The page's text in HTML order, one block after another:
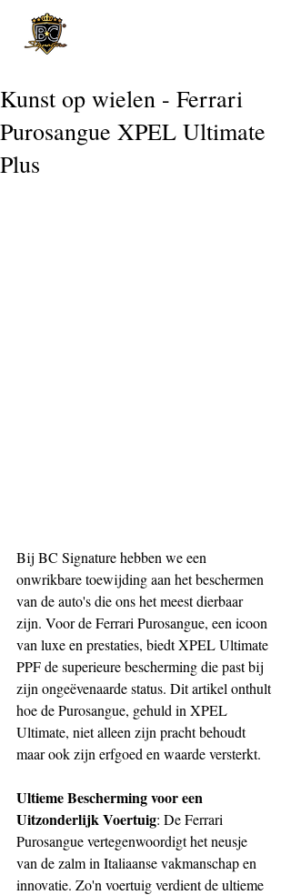
Kunst op wielen - Ferrari
Purosangue XPEL Ultimate
Plus
Bij BC Signature hebben we een
onwrikbare toewijding aan het beschermen
van de auto's die ons het meest dierbaar
zijn. Voor de Ferrari Purosangue, een icoon
van luxe en prestaties, biedt XPEL Ultimate
PPF de superieure bescherming die past bij
zijn ongeëvenaarde status. Dit artikel onthult
hoe de Purosangue, gehuld in XPEL
Ultimate, niet alleen zijn pracht behoudt
maar ook zijn erfgoed en waarde versterkt.
Ultieme Bescherming voor een
Uitzonderlijk Voertuig: De Ferrari
Purosangue vertegenwoordigt het neusje
van de zalm in Italiaanse vakmanschap en
innovatie. Zo'n voertuig verdient de ultieme